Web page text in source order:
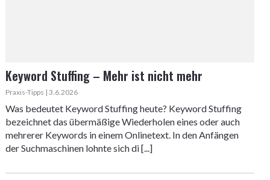
Keyword Stuffing – Mehr ist nicht mehr
Praxis-Tipps | 3.6.2026
Was bedeutet Keyword Stuffing heute? Keyword Stuffing
bezeichnet das übermäßige Wiederholen eines oder auch
mehrerer Keywords in einem Onlinetext. In den Anfängen
der Suchmaschinen lohnte sich di [...]